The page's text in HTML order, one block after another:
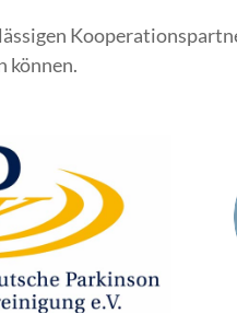
können.